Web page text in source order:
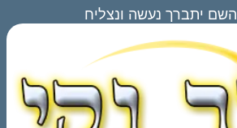
יתברך נעשה ונצליח